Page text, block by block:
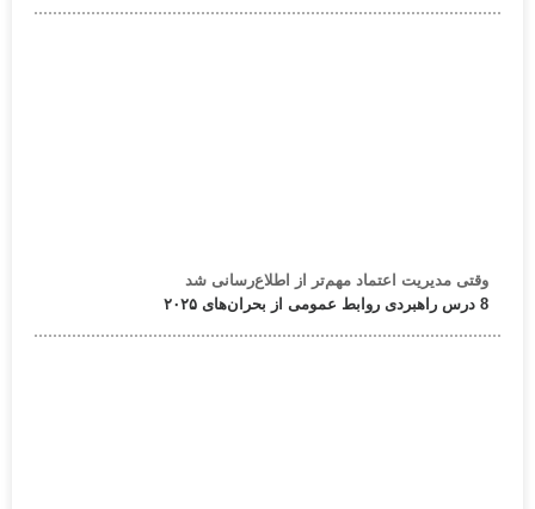
وقتی مدیریت اعتماد مهم‌تر از اطلاع‌رسانی شد
8 درس راهبردی روابط عمومی از بحران‌های ۲۰۲۵